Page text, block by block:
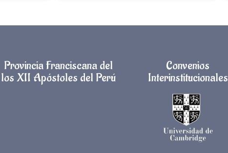
Provincia Franciscana del
los XII Apóstoles del Perú
Convenios
Interinstitucionales